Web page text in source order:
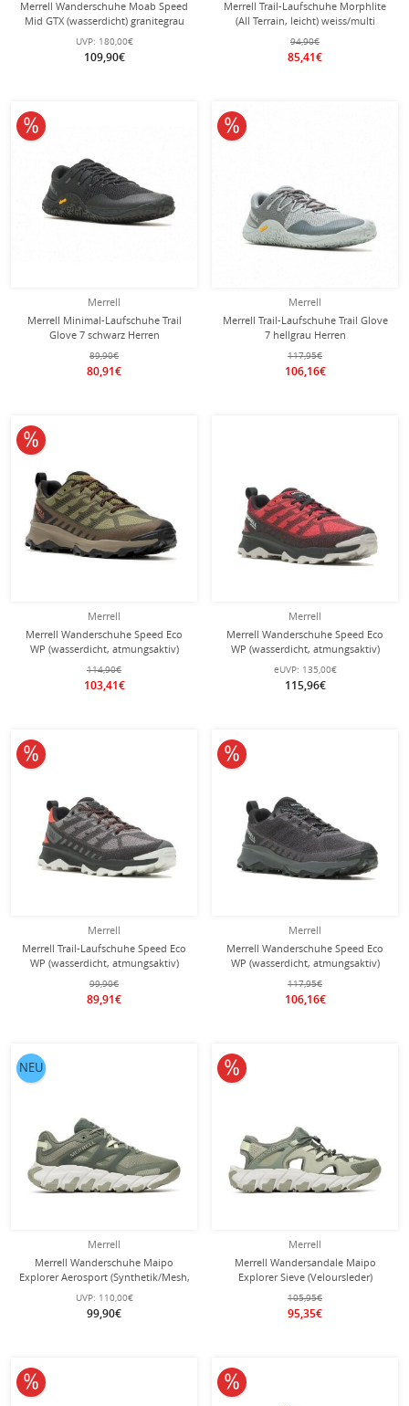
Merrell Wanderschuhe Moab Speed
Mid GTX (wasserdicht) granitegrau
Herren
UVP: 180,00€
109,90€
Merrell Trail-Laufschuhe Morphlite
(All Terrain, leicht) weiss/multi
Herren
94,90€
85,41€
Merrell
Merrell Minimal-Laufschuhe Trail
Glove 7 schwarz Herren
89,90€
80,91€
10% reduziert
Merrell
Merrell Trail-Laufschuhe Trail Glove
7 hellgrau Herren
117,95€
106,16€
10% reduziert
Merrell
Merrell Wanderschuhe Speed Eco
WP (wasserdicht, atmungsaktiv)
khaki/grün Herren
114,90€
103,41€
10% reduziert
Merrell
Merrell Wanderschuhe Speed Eco
WP (wasserdicht, atmungsaktiv)
lavarot/grau Herren
eUVP: 135,00€
115,96€
Merrell
Merrell Trail-Laufschuhe Speed Eco
WP (wasserdicht, atmungsaktiv)
charcoalgrau/rot Herren
99,90€
89,91€
10% reduziert
Merrell
Merrell Wanderschuhe Speed Eco
WP (wasserdicht, atmungsaktiv)
schwarz/asphaltgrau Herren
117,95€
106,16€
10% reduziert
Merrell
Merrell Wanderschuhe Maipo
Explorer Aerosport (Synthetik/Mesh,
atmungsaktiv) grün Herren
UVP: 110,00€
99,90€
NEU
Merrell
Merrell Wandersandale Maipo
Explorer Sieve (Veloursleder)
ivygrün Herren
105,95€
95,35€
10% reduziert
10% reduziert 10% reduziert